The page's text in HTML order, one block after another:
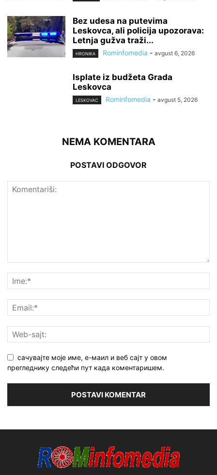
Bez udesa na putevima
Leskovca, ali policija upozorava:
Letnja gužva traži...
HRONIKA Rominfomedia - avgust 6, 2026
Isplate iz budžeta Grada
Leskovca
LESKOVAC Rominfomedia - avgust 5, 2026
NEMA KOMENTARA
POSTAVI ODGOVOR
сачувајте моје име, е-маил и веб сајт у овом
прегледнику следећи пут када коментаришем.